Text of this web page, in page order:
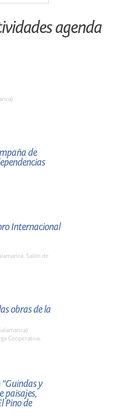
agenda
de
Internacional
Salón de
obras de la
Cooperativa.
y
paisajes,
Pino de